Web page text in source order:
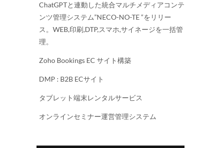
ChatGPTと連動した統合マルチメディアコンテ
ンツ管理システム”NECO-NO-TE “をリリー
ス。WEB,印刷,DTP,スマホ,サイネージを一括管
理。
Zoho Bookings EC サイト構築
DMP : B2B ECサイト
タブレット端末レンタルサービス
オンラインセミナー運営管理システム